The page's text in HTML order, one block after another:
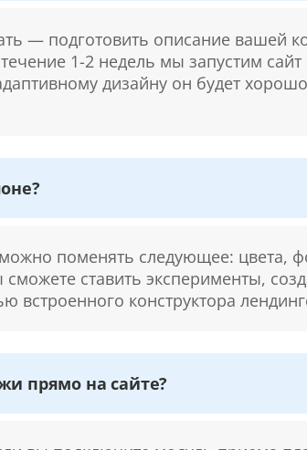
— подготовить описание вашей
1-2 недель мы запустим
дизайну он будет
поменять следующее: цвета,
ставить эксперименты,
встроенного конструктора
прямо на сайте?